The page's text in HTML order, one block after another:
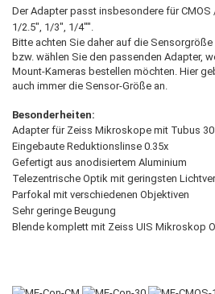
Der Adapter passt insbesondere für CMOS
1/2.5", 1/3", 1/4"".
Bitte achten Sie daher auf die Sensorgröße
bzw. wählen Sie den passenden Adapter,
Mount-Kameras bestellen möchten. Hier
auch immer die Sensor-Größe an.
Besonderheiten:
Adapter für Zeiss Mikroskope mit Tubus
Eingebaute Reduktionslinse 0.35x
Gefertigt aus anodisiertem Aluminium
Telezentrische Optik mit geringsten
Parfokal mit verschiedenen Objektiven
Sehr geringe Beugung
Blende komplett mit Zeiss UIS Mikroskop